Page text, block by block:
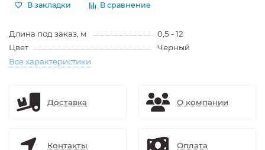
В закладки В сравнение
Длина под заказ, м
0,5 - 12
Цвет
Черный
Все характеристики
Доставка О компании
Контакты Оплата